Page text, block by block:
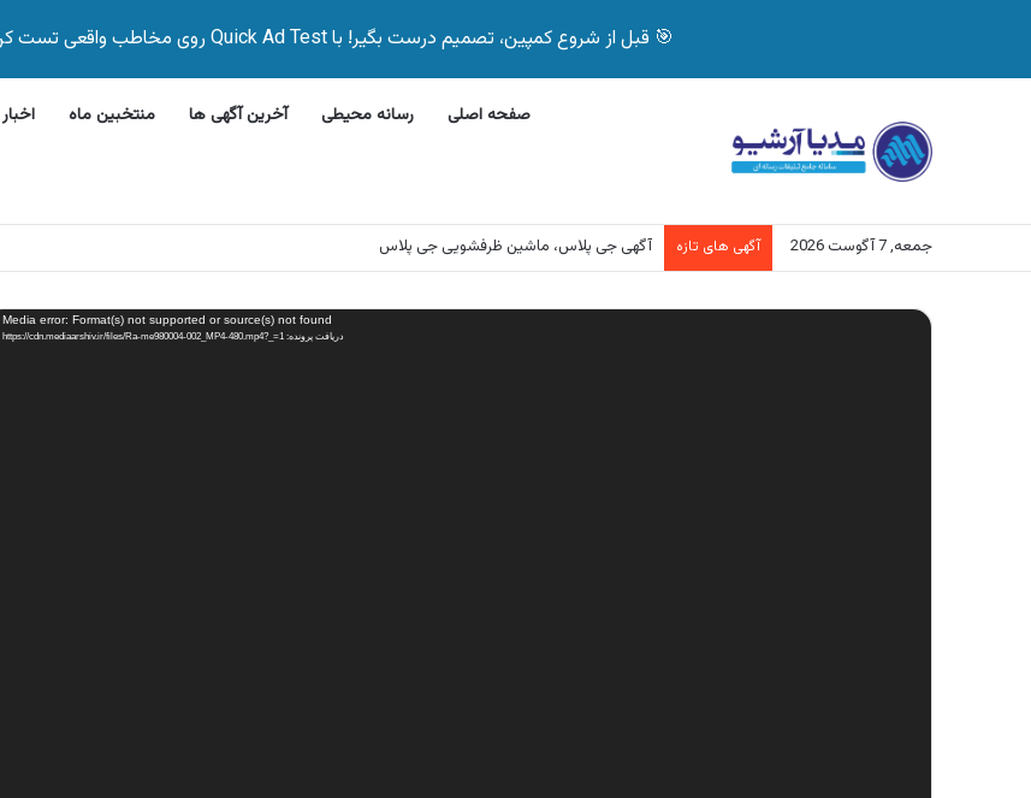
🎯 قبل از شروع کمپین، تصمیم درست بگیر! با Quick Ad Test روی مخاطب واقعی تست کن ✅
صفحه اصلی رسانه محیطی آخرین آگهی ها منتخبین ماه اخبار
جمعه, 7 آگوست 2026 آگهی های تازه آگهی جی پلاس، ماشین ظرفشویی جی پلاس
نمایشگر
ویدیو Media error: Format(s) not supported or source(s) not found
دریافت پرونده: https://cdn.mediaarshiv.ir/files/Ra-me980004-002_MP4-480.mp4?_=1